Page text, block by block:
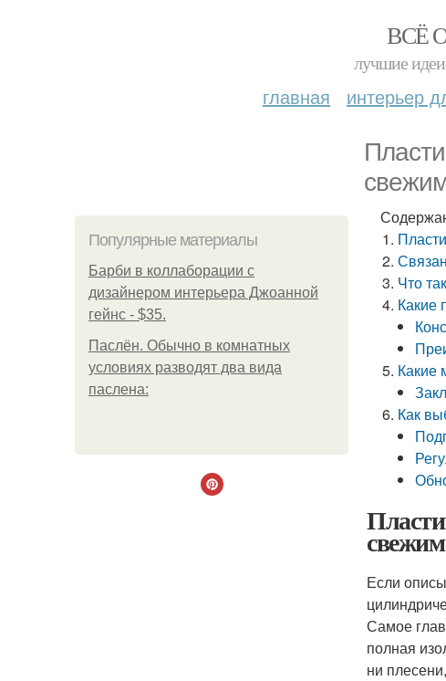
ВСЁ
лучшие идеи
главная интерьер
Популярные материалы
Барби в коллаборации с
дизайнером интерьера Джоанной
гейнс - $35.
Паслён. Обычно в комнатных
условиях разводят два вида
паслена:
Что
Какие
Какие
Как
Если
Самое
полная
ни